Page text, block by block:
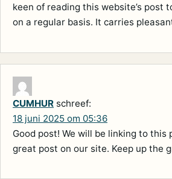
keen of reading this website’s post
on a regular basis. It carries
CUMHUR schreef:
18 juni 2025 om 05:36
Good post! We will be linking to this
great post on our site. Keep up the